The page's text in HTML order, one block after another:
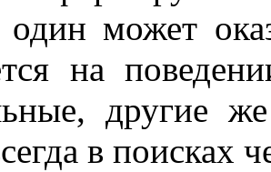
может
на
другие
в поисках